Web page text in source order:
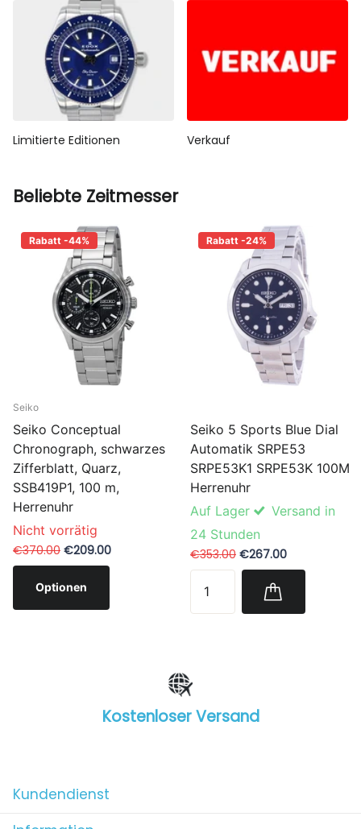
Limitierte Editionen Verkauf
Beliebte Zeitmesser
Rabatt -44%
Seiko
Seiko Conceptual
Chronograph, schwarzes
Zifferblatt, Quarz,
SSB419P1, 100 m,
Herrenuhr
Nicht vorrätig
€370.00 €209.00
Optionen
Rabatt -24%
Seiko 5 Sports Blue Dial
Automatik SRPE53
SRPE53K1 SRPE53K 100M
Herrenuhr
Auf Lager
Versand in
24 Stunden
€353.00 €267.00
Kostenloser Versand
Kundendienst